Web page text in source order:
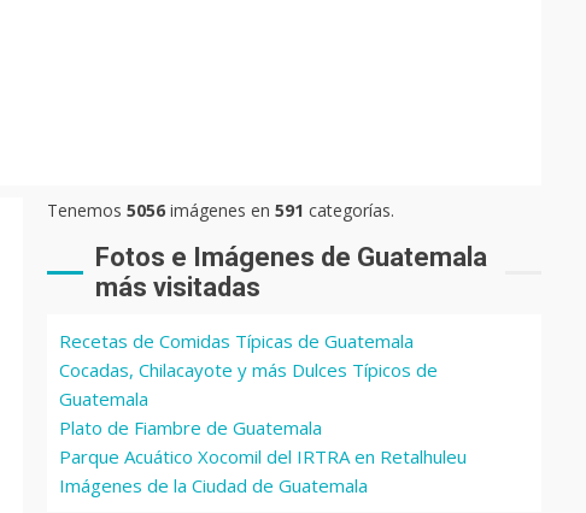
Tenemos5056 imágenes en591 categorías.
Fotos e Imágenes de Guatemala
más visitadas
Recetas de Comidas Típicas de Guatemala
Cocadas, Chilacayote y más Dulces Típicos de
Guatemala
Plato de Fiambre de Guatemala
Parque Acuático Xocomil del IRTRA en Retalhuleu
Imágenes de la Ciudad de Guatemala